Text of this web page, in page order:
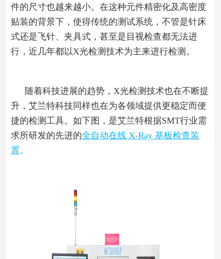
件的尺寸也越来越小。在这种元件精密化及高密度
贴装的背景下，使得传统的测试系统，不管是针床
式还是飞针、夹具式，甚至是目视检查都无法进
行，近几年都以X光检测技术为主来进行检测。
随着科技进展的趋势，X光检测技术也在不断提
升，艾兰特科技同样也在为各领域提供更稳定而便
捷的检测工具。如下图，是艾兰特根据SMT行业需
求所研发的先进的全自动在线 X-Ray 基板检查装
置。